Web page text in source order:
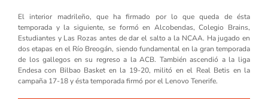
El interior madrileño, que ha firmado por lo que queda de ésta
temporada y la siguiente, se formó en Alcobendas, Colegio Brains,
Estudiantes y Las Rozas antes de dar el salto a la NCAA. Ha jugado en
dos etapas en el Río Breogán, siendo fundamental en la gran temporada
de los gallegos en su regreso a la ACB. También ascendió a la liga
Endesa con Bilbao Basket en la 19-20, militó en el Real Betis en la
campaña 17-18 y ésta temporada firmó por el Lenovo Tenerife.